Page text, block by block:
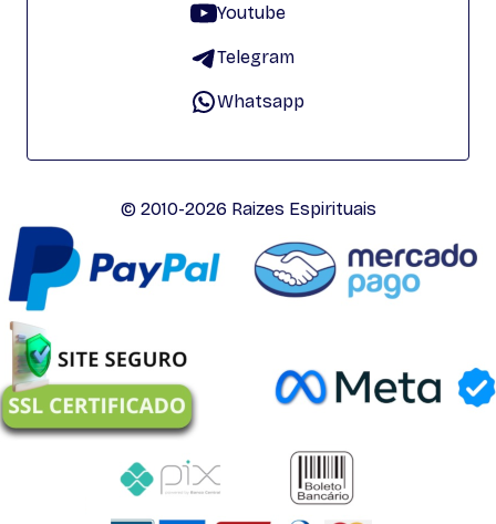
Youtube
Telegram
Whatsapp
© 2010-2026 Raizes Espirituais